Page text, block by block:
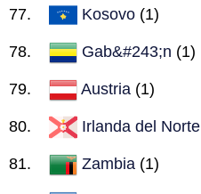
Kosovo (1)
Gab&#243;n (1)
Austria (1)
Irlanda del Norte
Zambia (1)